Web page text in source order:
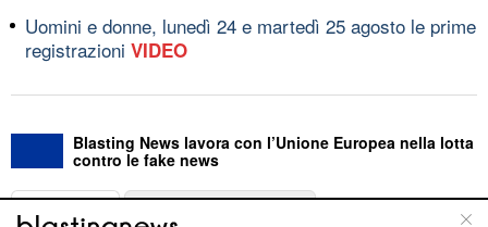
Uomini e donne, lunedì 24 e martedì 25 agosto le prime
registrazioni VIDEO
Blasting News lavora con l’Unione Europea nella lotta
contro le fake news
ABOUT